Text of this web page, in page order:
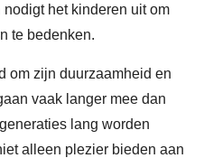
het kinderen uit om
te bedenken.
om zijn duurzaamheid en
vaak langer mee dan
lang worden
alleen plezier bieden aan